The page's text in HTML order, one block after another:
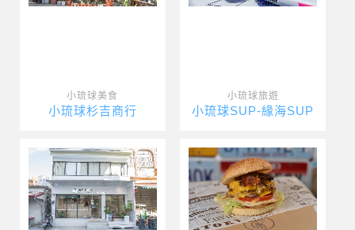
小琉球美食
小琉球杉吉商行
小琉球旅遊
小琉球SUP-緣海SUP